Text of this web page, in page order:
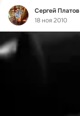
Фид
Cергей Платов
18 ноя 2010